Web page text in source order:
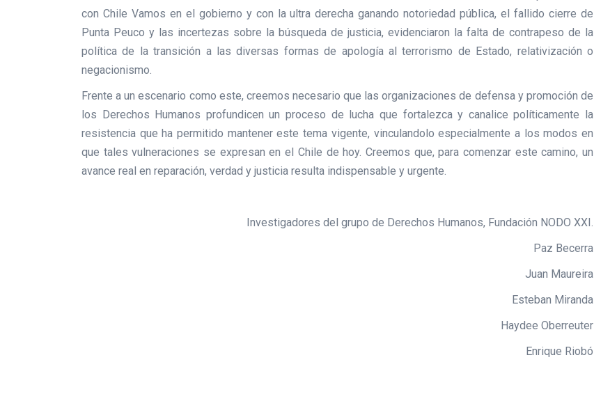
con Chile Vamos en el gobierno y con la ultra derecha ganando notoriedad pública, el fallido cierre de
Punta Peuco y las incertezas sobre la búsqueda de justicia, evidenciaron la falta de contrapeso de la
política de la transición a las diversas formas de apología al terrorismo de Estado, relativización o
negacionismo.
Frente a un escenario como este, creemos necesario que las organizaciones de defensa y promoción de
los Derechos Humanos profundicen un proceso de lucha que fortalezca y canalice políticamente la
resistencia que ha permitido mantener este tema vigente, vinculandolo especialmente a los modos en
que tales vulneraciones se expresan en el Chile de hoy. Creemos que, para comenzar este camino, un
avance real en reparación, verdad y justicia resulta indispensable y urgente.
Investigadores del grupo de Derechos Humanos, Fundación NODO XXI.
Paz Becerra
Juan Maureira
Esteban Miranda
Haydee Oberreuter
Enrique Riobó